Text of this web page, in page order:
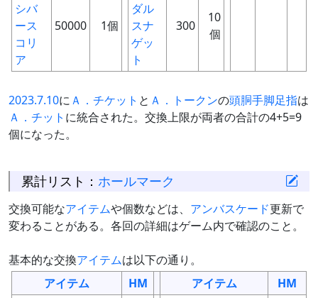
シバ
ース
コリ
ア
50000 1個
ダル
スナ
ゲッ
ト
300
10
個
2023.7.10にＡ．チケット と Ａ．トークンの頭胴手脚足指は
Ａ．チット に統合された。交換上限が両者の合計の4+5=9
個になった。
累計リスト： ホールマーク
交換可能なアイテムや個数などは、 アンバスケード更新で
変わることがある。各回の詳細はゲーム内で確認のこと。
基本的な交換アイテムは以下の通り。
アイテム
HM アイテム HM